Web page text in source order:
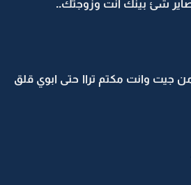
شئ بينك انت وزوجتك..
جيت وانت مكتم تراا حتى ابوي قلق